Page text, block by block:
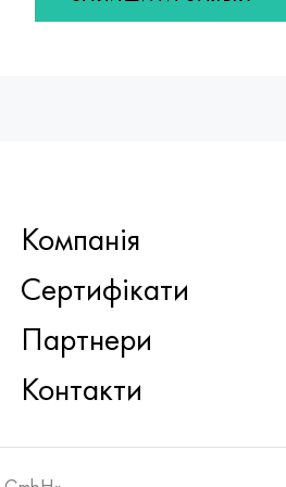
Компанія
Сертифікати
Партнери
Контакти